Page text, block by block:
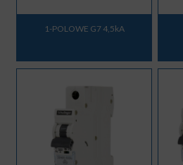
1-POLOWE G7 4,5kA